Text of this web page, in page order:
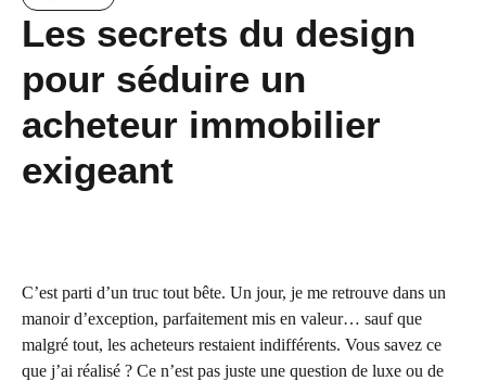
Les secrets du design
pour séduire un
acheteur immobilier
exigeant
C’est parti d’un truc tout bête. Un jour, je me retrouve dans un
manoir d’exception, parfaitement mis en valeur… sauf que
malgré tout, les acheteurs restaient indifférents. Vous savez ce
que j’ai réalisé ? Ce n’est pas juste une question de luxe ou de